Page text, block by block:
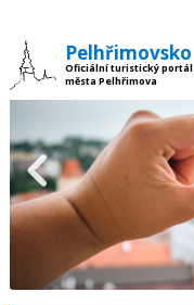
Pelhřimovsko
Oficiální turistický portál
města Pelhřimova